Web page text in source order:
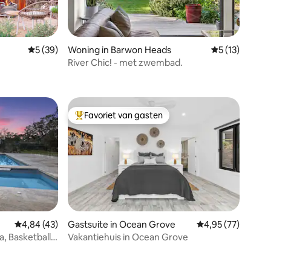
5 recensies
Gemiddelde beoordeling van 5 op 5, 39 recensies
5 (39)
Woning in Barwon Heads Gemiddelde
5 (13)
River Chic! - met zwembad.
recensies
Gemiddelde beoordeling van 4,84 op 5, 43 recensies
4,84 (43)
Basketball,
Topfavoriet van gasten
Favoriet van gasten
Gastsuite in Ocean Grove Gemiddelde
4,95 (77)
Vakantiehuis in Ocean Grove